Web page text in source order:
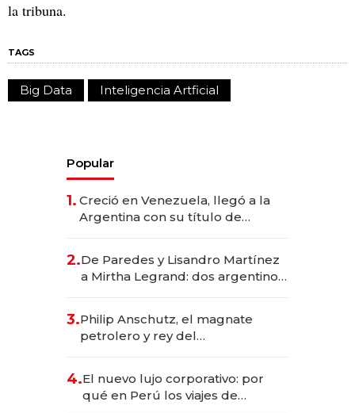
la tribuna.
TAGS
Big Data Inteligencia Artficial
Popular
1. Creció en Venezuela, llegó a la
Argentina con su título de
las marcas "fast premium"
2.De Paredes y Lisandro Martínez
a Mirtha Legrand: dos argentinos
3.Philip Anschutz, el magnate
petrolero y rey del
Fénix
4.El nuevo lujo corporativo: por
qué en Perú los viajes de